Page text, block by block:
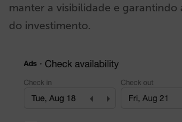
manter a visibilidade e garantindo
do investimento.